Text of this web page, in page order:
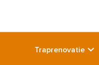
Traprenovatie